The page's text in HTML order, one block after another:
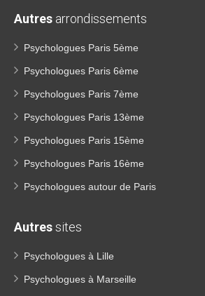
Autres arrondissements
Psychologues Paris 5ème
Psychologues Paris 6ème
Psychologues Paris 7ème
Psychologues Paris 13ème
Psychologues Paris 15ème
Psychologues Paris 16ème
Psychologues autour de Paris
Autressites
Psychologues à Lille
Psychologues à Marseille